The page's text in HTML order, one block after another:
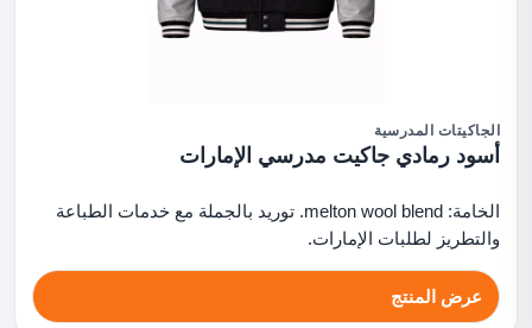
الجاكيتات المدرسية
أسود رمادي جاكيت مدرسي الإمارات
الخامة: melton wool blend. توريد بالجملة مع خدمات الطباعة
والتطريز لطلبات الإمارات.
عرض المنتج